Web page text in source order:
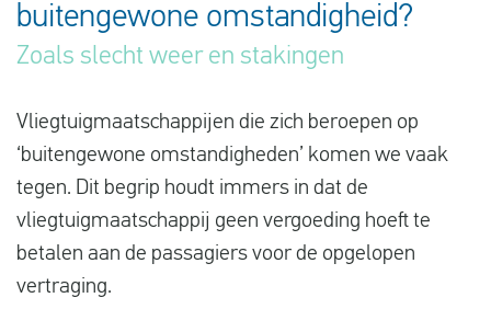
Vluchtproblemen
Vlucht gewijzigd
Aansluiting gemist
Over ons
buitengewone omstandigheid?
Zoals slecht weer en stakingen
Vliegtuigmaatschappijen die zich beroepen op
‘buitengewone omstandigheden’ komen we vaak
tegen. Dit begrip houdt immers in dat de
vliegtuigmaatschappij geen vergoeding hoeft te
betalen aan de passagiers voor de opgelopen
vertraging.